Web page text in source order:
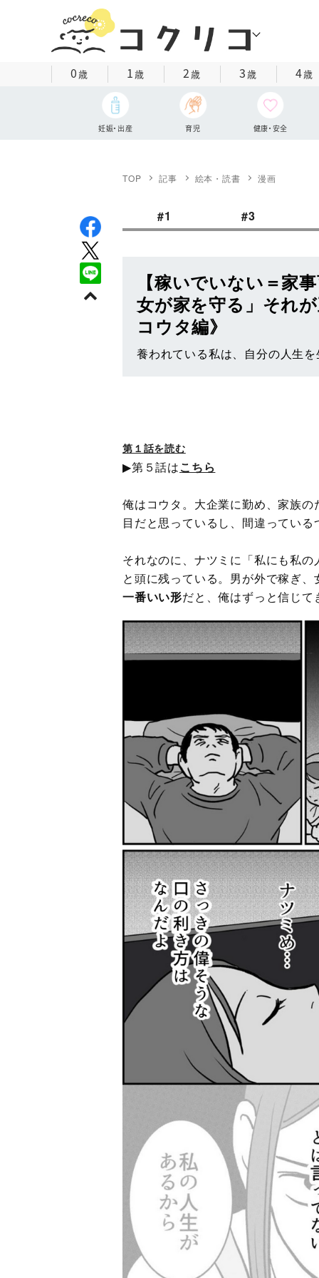
0歳 1歳 2歳 3歳 4歳
妊娠・出産 育児 健康・安全
TOP 記事 絵本・読書 漫画
#1 #3
【稼いでいない＝家
女が家を守る」それ
コウタ編》
養われている私は、自分の人生
第１話を読む
▶第５話はこちら
俺はコウタ。大企業に勤め、家族
目だと思っているし、間違っている
それなのに、ナツミに「私にも私
と頭に残っている。男が外で稼ぎ
一番いい形だと、俺はずっと信じて